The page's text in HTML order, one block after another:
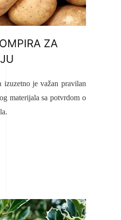
ZA
je važan pravilan
materijala sa potvrdom o